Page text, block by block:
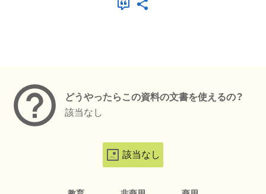
どうやったらこの資料の文書を使えるの？
該当なし
該当なし